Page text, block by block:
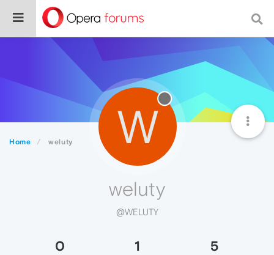
Home weluty W
weluty
@WELUTY
0 1 5